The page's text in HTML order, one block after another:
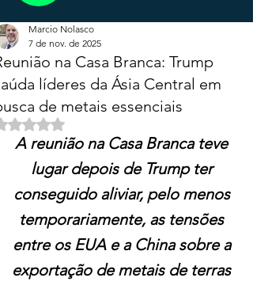
na Casa Branca: Trump
líderes da Ásia Central em
de metais essenciais
Marcio Nolasco
7 de nov. de 2025
Avaliado com NaN de 5 estrelas.
A reunião na Casa Branca teve
lugar depois de Trump ter
conseguido aliviar, pelo menos
temporariamente, as tensões
entre os EUA e a China sobre a
exportação de metais de terras